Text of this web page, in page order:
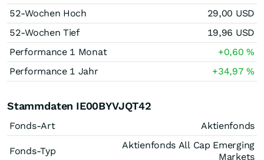
52-Wochen Hoch
29,00 USD
52-Wochen Tief
19,96 USD
Performance 1 Monat
+0,60%
Performance 1 Jahr
+34,97%
Stammdaten IE00BYVJQT42
Fonds-Art Aktienfonds
Fonds-Typ
Aktienfonds All Cap Emerging
Markets